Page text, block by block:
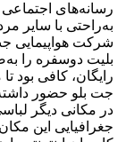
رسانه‌های اجتماعی
به‌راحتی با سایر
شرکت هواپیمایی
بلیت دوسفره را
رایگان، کافی بود
جت بلو حضور
در مکانی دیگر
جغرافیایی این